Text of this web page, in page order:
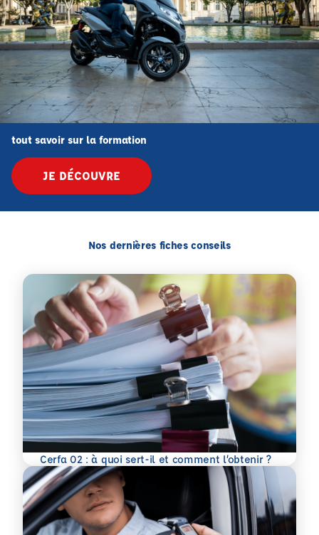
tout savoir sur la formation
JE DÉCOUVRE
Nos dernières fiches conseils
Cerfa 02 : à quoi sert-il et comment l’obtenir ?
En savoir plus